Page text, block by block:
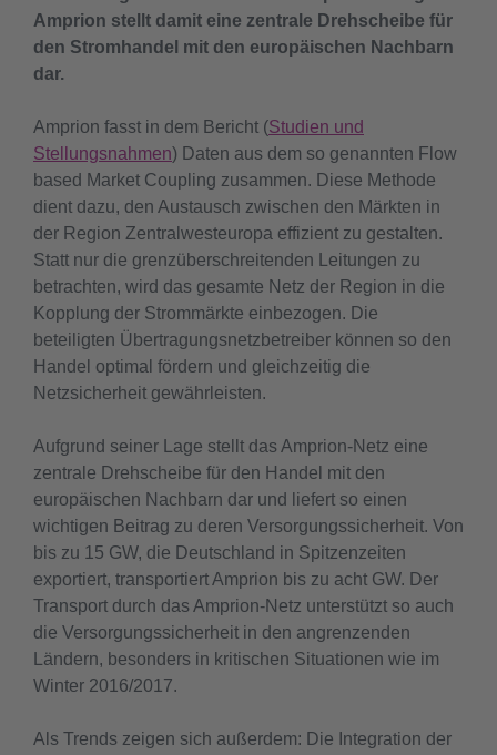
Amprion stellt damit eine zentrale Drehscheibe für
den Stromhandel mit den europäischen Nachbarn
dar.
Amprion fasst in dem Bericht (Studien und
Stellungsnahmen) Daten aus dem so genannten Flow
based Market Coupling zusammen. Diese Methode
dient dazu, den Austausch zwischen den Märkten in
der Region Zentralwesteuropa effizient zu gestalten.
Statt nur die grenzüberschreitenden Leitungen zu
betrachten, wird das gesamte Netz der Region in die
Kopplung der Strommärkte einbezogen. Die
beteiligten Übertragungsnetzbetreiber können so den
Handel optimal fördern und gleichzeitig die
Netzsicherheit gewährleisten.
Aufgrund seiner Lage stellt das Amprion-Netz eine
zentrale Drehscheibe für den Handel mit den
europäischen Nachbarn dar und liefert so einen
wichtigen Beitrag zu deren Versorgungssicherheit. Von
bis zu 15 GW, die Deutschland in Spitzenzeiten
exportiert, transportiert Amprion bis zu acht GW. Der
Transport durch das Amprion-Netz unterstützt so auch
die Versorgungssicherheit in den angrenzenden
Ländern, besonders in kritischen Situationen wie im
Winter 2016/2017.
Als Trends zeigen sich außerdem: Die Integration der